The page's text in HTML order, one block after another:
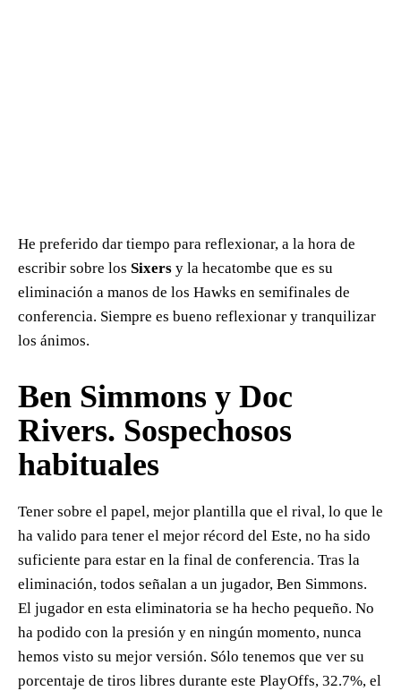
He preferido dar tiempo para reflexionar, a la hora de
escribir sobre los Sixers y la hecatombe que es su
eliminación a manos de los Hawks en semifinales de
conferencia. Siempre es bueno reflexionar y tranquilizar
los ánimos.
Ben Simmons y Doc
Rivers. Sospechosos
habituales
Tener sobre el papel, mejor plantilla que el rival, lo que le
ha valido para tener el mejor récord del Este, no ha sido
suficiente para estar en la final de conferencia. Tras la
eliminación, todos señalan a un jugador, Ben Simmons.
El jugador en esta eliminatoria se ha hecho pequeño. No
ha podido con la presión y en ningún momento, nunca
hemos visto su mejor versión. Sólo tenemos que ver su
porcentaje de tiros libres durante este PlayOffs, 32.7%, el